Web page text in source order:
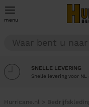
menu
SNELLE LEVERING
Snelle levering voor NL
Hurricane.nl >